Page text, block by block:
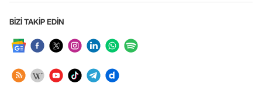
BİZİ TAKİP EDİN